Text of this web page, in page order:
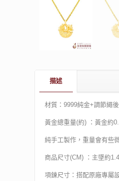
描述
材質：9999純金+調節繩
黃金總重量(約) ：黃金約
純手工製作，重量會有些
商品尺寸(CM) ：主墜約
項鍊尺寸：搭配原廠專屬